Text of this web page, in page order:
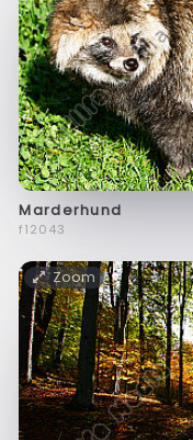
Marderhund
f12043
Zoom